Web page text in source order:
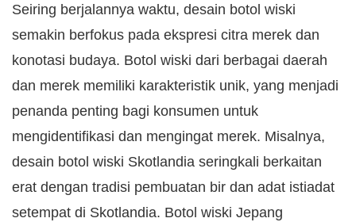
Seiring berjalannya waktu, desain botol wiski
semakin berfokus pada ekspresi citra merek dan
konotasi budaya. Botol wiski dari berbagai daerah
dan merek memiliki karakteristik unik, yang menjadi
penanda penting bagi konsumen untuk
mengidentifikasi dan mengingat merek. Misalnya,
desain botol wiski Skotlandia seringkali berkaitan
erat dengan tradisi pembuatan bir dan adat istiadat
setempat di Skotlandia. Botol wiski Jepang